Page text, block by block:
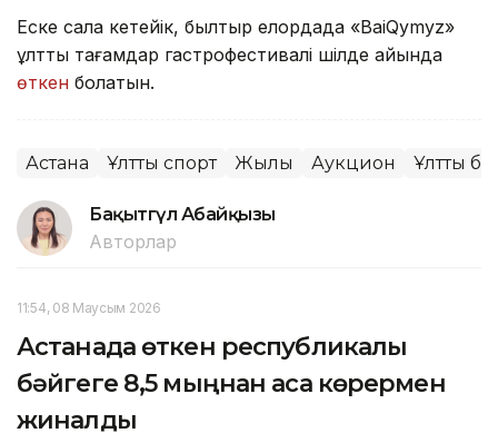
Еске сала кетейік, былтыр елордада «BaiQymyz»
ұлттық тағамдар гастрофестивалі шілде айында
өткен болатын.
Астана Ұлттық спорт Жылқы Аукцион Ұлттық
Бақытгүл Абайқызы
Авторлар
11:54, 08 Маусым 2026
Астанада өткен республикалық
бәйгеге 8,5 мыңнан аса көрермен
жиналды